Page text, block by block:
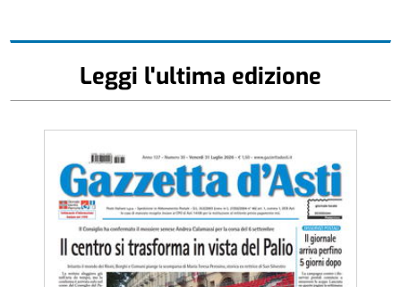
Leggi l'ultima edizione